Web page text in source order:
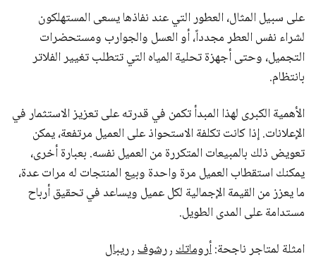
على سبيل المثال، العطور التي عند نفاذها يسعى المستهلكون
لشراء نفس العطر مجدداً، أو العسل والجوارب ومستحضرات
التجميل، وحتى أجهزة تحلية المياه التي تتطلب تغيير الفلاتر
بانتظام.
الأهمية الكبرى لهذا المبدأ تكمن في قدرته على تعزيز الاستثمار في
الإعلانات. إذا كانت تكلفة الاستحواذ على العميل مرتفعة، يمكن
تعويض ذلك بالمبيعات المتكررة من العميل نفسه. بعبارة أخرى،
يمكنك استقطاب العميل مرة واحدة وبيع المنتجات له مرات عدة،
ما يعزز من القيمة الإجمالية لكل عميل ويساعد في تحقيق أرباح
مستدامة على المدى الطويل.
امثلة لمتاجر ناجحة:أروماتك رشوف ريبال